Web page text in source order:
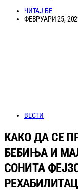
ЧИТАЈ БЕ
ФЕВРУАРИ 25,
ВЕСТИ
КАКО ДА СЕ
БЕБИЊА И
СОНИТА